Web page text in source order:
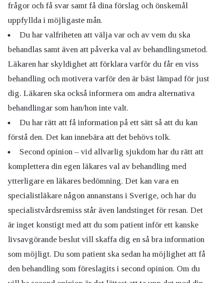
frågor och få svar samt få dina förslag och önskemål
uppfyllda i möjligaste mån.
Du har valfriheten att välja var och av vem du ska
behandlas samt även att påverka val av behandlingsmetod.
Läkaren har skyldighet att förklara varför du får en viss
behandling och motivera varför den är bäst lämpad för just
dig. Läkaren ska också informera om andra alternativa
behandlingar som han/hon inte valt.
Du har rätt att få information på ett sätt så att du kan
förstå den. Det kan innebära att det behövs tolk.
Second opinion – vid allvarlig sjukdom har du rätt att
komplettera din egen läkares val av behandling med
ytterligare en läkares bedömning. Det kan vara en
specialistläkare någon annanstans i Sverige, och har du
specialistvårdsremiss står även landstinget för resan. Det
är inget konstigt med att du som patient inför ett kanske
livsavgörande beslut vill skaffa dig en så bra information
som möjligt. Du som patient ska sedan ha möjlighet att få
den behandling som föreslagits i second opinion. Om du